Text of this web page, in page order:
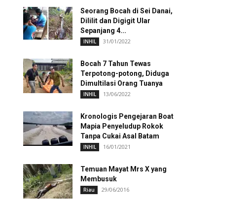
Seorang Bocah di Sei Danai,
Dililit dan Digigit Ular
Sepanjang 4...
INHIL 31/01/2022
Bocah 7 Tahun Tewas
Terpotong-potong, Diduga
Dimultilasi Orang Tuanya
INHIL 13/06/2022
Kronologis Pengejaran Boat
Mapia Penyeludup Rokok
Tanpa Cukai Asal Batam
INHIL 16/01/2021
Temuan Mayat Mrs X yang
Membusuk
Riau 29/06/2016